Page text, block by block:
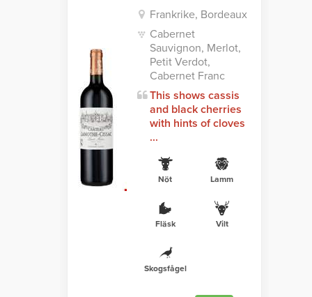
Frankrike, Bordeaux
Cabernet
Sauvignon, Merlot,
Petit Verdot,
Cabernet Franc
This shows cassis
and black cherries
with hints of cloves
...
Nöt Lamm
Fläsk Vilt
Skogsfågel